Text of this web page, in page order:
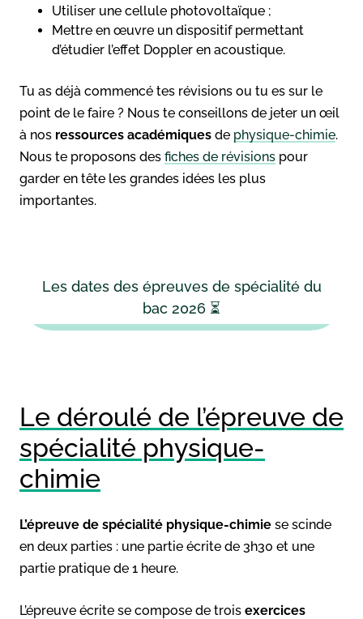
Utiliser une cellule photovoltaïque ;
Mettre en œuvre un dispositif permettant
d’étudier l’effet Doppler en acoustique.
Tu as déjà commencé tes révisions ou tu es sur le
point de le faire ? Nous te conseillons de jeter un œil
à nos ressources académiques de physique-chimie.
Nous te proposons des fiches de révisions pour
garder en tête les grandes idées les plus
importantes.
Les dates des épreuves de spécialité du
bac 2026 ⏳
Le déroulé de l’épreuve de
spécialité physique-
chimie
L’épreuve de spécialité physique-chimie se scinde
en deux parties : une partie écrite de 3h30 et une
partie pratique de 1 heure.
L’épreuve écrite se compose de trois exercices